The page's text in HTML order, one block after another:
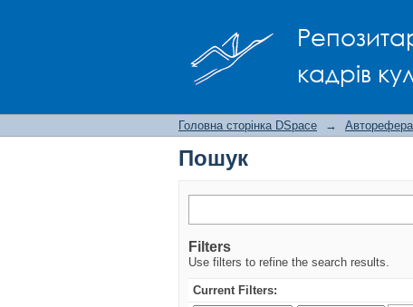
кадрів
Головна сторінка DSpace →
Пошук
Filters
Use filters to refine the search results.
Current Filters: